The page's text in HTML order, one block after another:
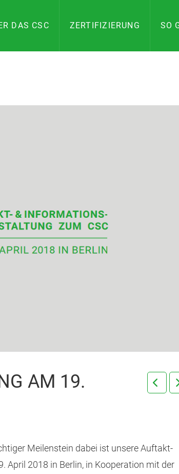
DAS CSC ZERTIFIZIERUNG SO
AM 19.
Meilenstein dabei ist unsere Auftakt-
April 2018 in Berlin, in Kooperation mit der